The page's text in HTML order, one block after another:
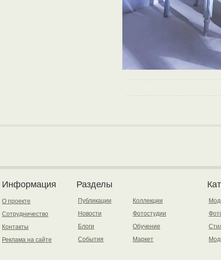
Информация
О проекте
Сотрудничество
Контакты
Реклама на сайте
Разделы
Публикации
Новости
Блоги
События
Коллекции
Фотостудии
Обучение
Маркет